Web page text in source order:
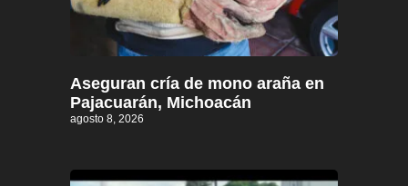
Aseguran cría de mono araña en
Pajacuarán, Michoacán
agosto 8, 2026